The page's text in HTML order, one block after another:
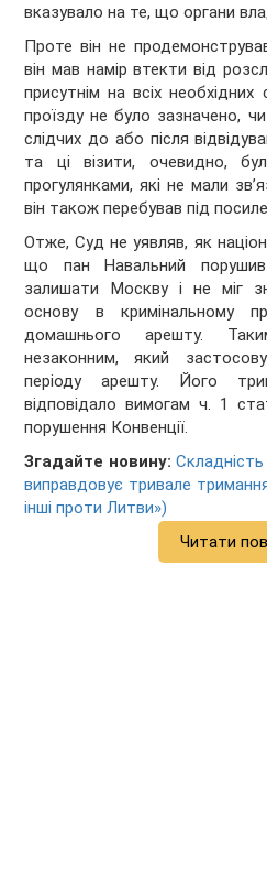
вказувало на те, що органи
Проте він не
він мав намір втекти від
присутнім на всіх
проїзду не було зазначено,
слідчих до або після
та ці візити, очевидно,
прогулянками, які не мали
він також перебував під
Отже, Суд не уявляв, як
що пан Навальний
залишати Москву і не міг
основу в кримінальному
домашнього арешту.
незаконним, який
періоду арешту. Його
відповідало вимогам ч. 1
порушення Конвенції.
Згадайте новину:
виправдовує тривале
інші проти Литви»)
Читати